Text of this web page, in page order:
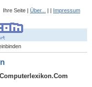
Ihre Seite | Über... | | Impressum